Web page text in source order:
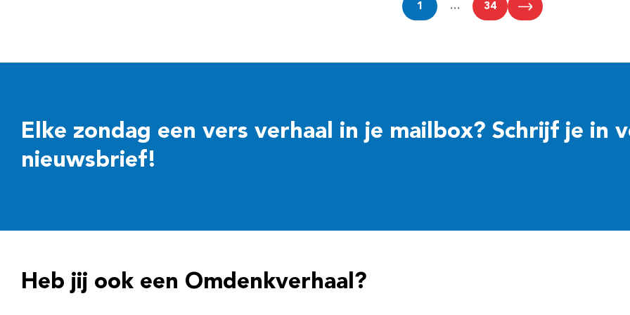
1 … 34
Elke zondag een vers verhaal in je mailbox? Schrijf je in
nieuwsbrief!
Heb jij ook een Omdenkverhaal?